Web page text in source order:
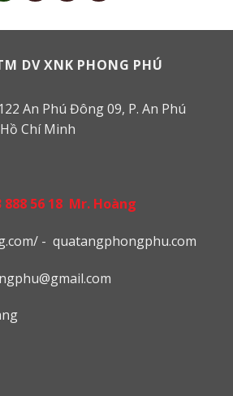
DV XNK PHONG PHÚ
An Phú Đông 09, P. An Phú
Chí Minh
888 56 18 Mr. Hoàng
- quatangphongphu.com